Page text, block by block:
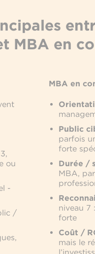
MBA en
ou
-
/
MBA en
Public
parfois
forte
Durée /
MBA,
niveau 7
forte
Coût /
mais le